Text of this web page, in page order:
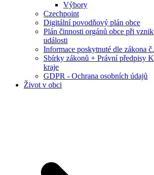
Výbory
Czechpoint
Digitální povodňový plán obce
Plán činnosti orgánů obce při
události
Informace poskytnuté dle zákona
Sbírky zákonů + Právní předpisy
kraje
GDPR - Ochrana osobních údajů
Život v obci